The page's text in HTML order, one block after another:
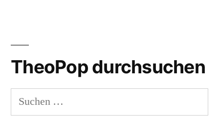
TheoPop durchsuchen
Suchen